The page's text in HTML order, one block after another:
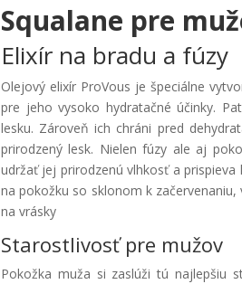
Squalane pre
Elixír na bradu a fúzy
Olejový elixír ProVous je špeciálne
pre jeho vysoko hydratačné účinky.
lesku. Zároveň ich chráni pred
prirodzený lesk. Nielen fúzy ale aj
udržať jej prirodzenú vlhkosť a
na pokožku so sklonom k
na vrásky
Starostlivosť pre mužov
Pokožka muža si zaslúži tú najlepšiu